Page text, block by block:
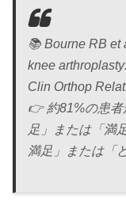
📚 Bourne RB et
knee
Clin Orthop
👉 約81%の患者
足」または「満
満足」または「